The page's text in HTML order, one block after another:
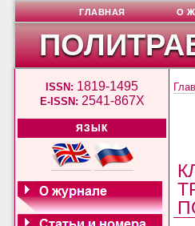
ISSN: 1819-1495
E-ISSN: 2541-867X
ЯЗЫК
ГЛАВНАЯ О